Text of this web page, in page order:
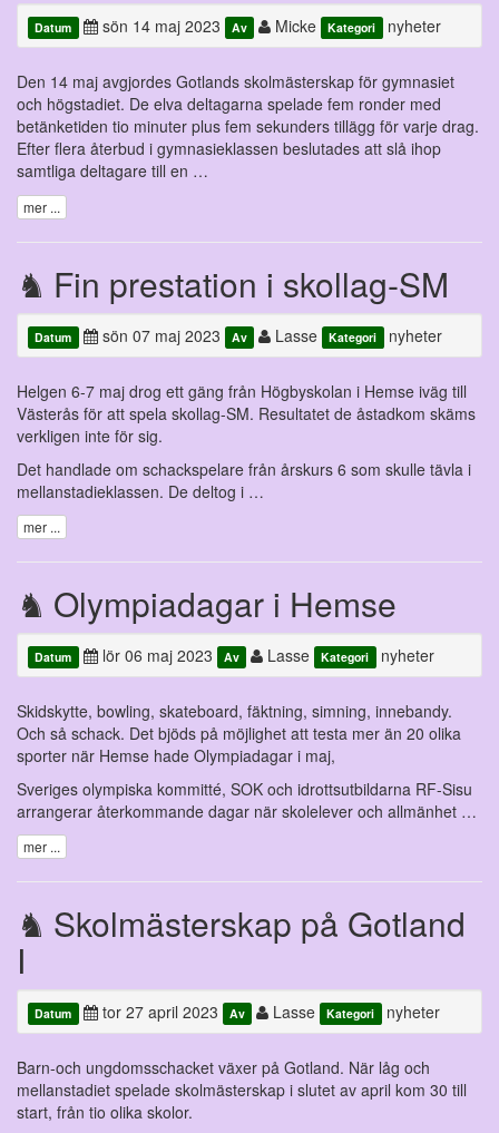
Datum sön 14 maj 2023 Av Micke Kategori nyheter
Den 14 maj avgjordes Gotlands skolmästerskap för gymnasiet
och högstadiet. De elva deltagarna spelade fem ronder med
betänketiden tio minuter plus fem sekunders tillägg för varje drag.
Efter flera återbud i gymnasieklassen beslutades att slå ihop
samtliga deltagare till en …
mer ...
Fin prestation i skollag-SM
Datum sön 07 maj 2023 Av Lasse Kategori nyheter
Helgen 6-7 maj drog ett gäng från Högbyskolan i Hemse iväg till
Västerås för att spela skollag-SM. Resultatet de åstadkom skäms
verkligen inte för sig.
Det handlade om schackspelare från årskurs 6 som skulle tävla i
mellanstadieklassen. De deltog i …
mer ...
Olympiadagar i Hemse
Datum lör 06 maj 2023 Av Lasse Kategori nyheter
Skidskytte, bowling, skateboard, fäktning, simning, innebandy.
Och så schack. Det bjöds på möjlighet att testa mer än 20 olika
sporter när Hemse hade Olympiadagar i maj,
Sveriges olympiska kommitté, SOK och idrottsutbildarna RF-Sisu
arrangerar återkommande dagar när skolelever och allmänhet …
mer ...
Skolmästerskap på Gotland
I
Datum tor 27 april 2023 Av Lasse Kategori nyheter
Barn-och ungdomsschacket växer på Gotland. När låg och
mellanstadiet spelade skolmästerskap i slutet av april kom 30 till
start, från tio olika skolor.